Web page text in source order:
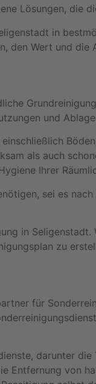
Lösungen, die
in
den Wert und
und
als auch
Ihrer
sei es
in
zu
für
darunter
Entfernung von